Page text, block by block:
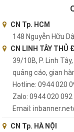
CN Tp. HCM
148 Nguyễn Hữu
CN LINH TÂY THỦ
39/10B, P. Linh
quảng cáo, gian
Hotline: 0944 020
Zalo: 0944 020 092
Email:
CN Tp. HÀ NỘI